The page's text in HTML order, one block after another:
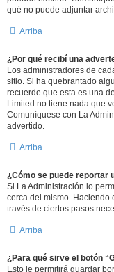
qué no puede adjuntar
Arriba
¿Por qué recibí una
Los administradores de
sitio. Si ha quebrantado
recuerde que esta es una
Limited no tiene nada que
Comuníquese con La
advertido.
Arriba
¿Cómo se puede reportar
Si La Administración lo
cerca del mismo. Haciendo
través de ciertos pasos
Arriba
¿Para qué sirve el botón
Esto le permitirá guardar